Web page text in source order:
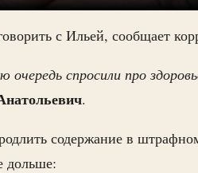
с Ильей, сообщает
спросили про
.
содержание в
дольше: